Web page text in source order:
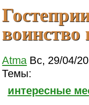
Atma Вс, 29/04/
Темы:
интересные